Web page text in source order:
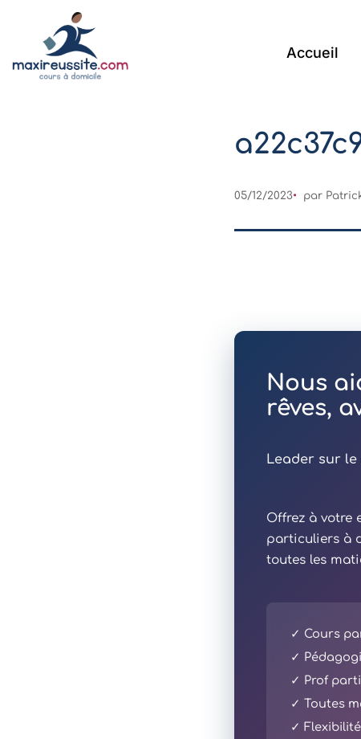
Accueil
05/12/2023 par
Nous
rêves,
Leader sur le
Offrez à votre
particuliers à
toutes les
✓ Cours
✓
✓ Prof
✓ Toutes
✓